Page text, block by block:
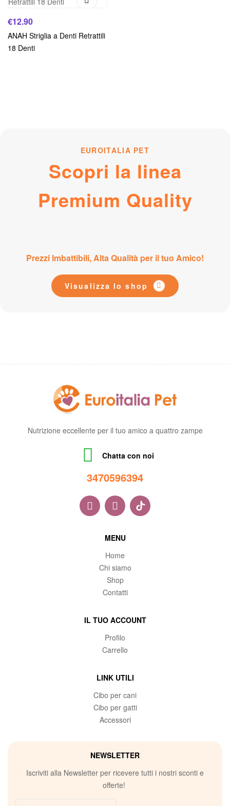
€12.90
ANAH Striglia a Denti Retrattili
18 Denti
EUROITALIA PET
Scopri la linea
Premium Quality
Prezzi Imbattibili, Alta Qualità per il tuo Amico!
Visualizza lo shop
Nutrizione eccellente per il tuo amico a quattro zampe
Chatta con noi
3470596394
MENU
Home
Chi siamo
Shop
Contatti
IL TUO ACCOUNT
Profilo
Carrello
LINK UTILI
Cibo per cani
Cibo per gatti
Accessori
NEWSLETTER
Iscriviti alla Newsletter per ricevere tutti i nostri sconti e
offerte!